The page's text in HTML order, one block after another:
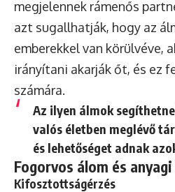
megjelennek rámenős
azt sugallhatják, hogy az
emberekkel van körülvéve,
irányítani akarják őt, és ez
számára.
Az ilyen álmok
valós életben meglévő
és lehetőséget adnak
Fogorvos álom és
Kifosztottságérzés